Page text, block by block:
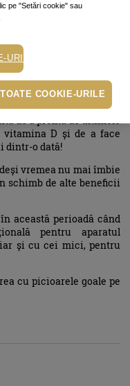
în urma expunerii la
drumeție de mai multe
uita de SPF! Soarele
tomnatic.
vitamina D și de a face
dintr-o dată!
vremea nu mai îmbie
schimb de alte beneficii
această perioadă când
pentru aparatul
și cu cei mici, pentru
cu picioarele goale pe
pe "Setări cookie" sau
URI
COOKIE-URILE